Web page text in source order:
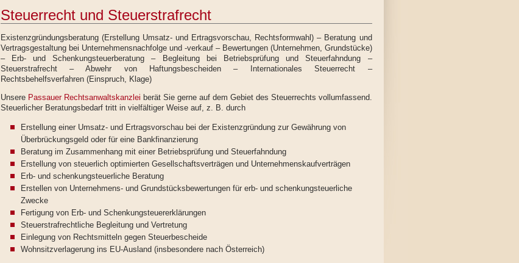
Steuerrecht und Steuerstrafrecht
Existenzgründungsberatung (Erstellung Umsatz- und Ertragsvorschau, Rechtsformwahl) – Beratung und
Vertragsgestaltung bei Unternehmensnachfolge und -verkauf – Bewertungen (Unternehmen, Grundstücke)
– Erb- und Schenkungsteuerberatung – Begleitung bei Betriebsprüfung und Steuerfahndung –
Steuerstrafrecht – Abwehr von Haftungsbescheiden – Internationales Steuerrecht –
Rechtsbehelfsverfahren (Einspruch, Klage)
Unsere Passauer Rechtsanwaltskanzlei berät Sie gerne auf dem Gebiet des Steuerrechts vollumfassend.
Steuerlicher Beratungsbedarf tritt in vielfältiger Weise auf, z. B. durch
Erstellung einer Umsatz- und Ertragsvorschau bei der Existenzgründung zur Gewährung von
Überbrückungsgeld oder für eine Bankfinanzierung
Beratung im Zusammenhang mit einer Betriebsprüfung und Steuerfahndung
Erstellung von steuerlich optimierten Gesellschaftsverträgen und Unternehmenskaufverträgen
Erb- und schenkungsteuerliche Beratung
Erstellen von Unternehmens- und Grundstücksbewertungen für erb- und schenkungsteuerliche
Zwecke
Fertigung von Erb- und Schenkungsteuererklärungen
Steuerstrafrechtliche Begleitung und Vertretung
Einlegung von Rechtsmitteln gegen Steuerbescheide
Wohnsitzverlagerung ins EU-Ausland (insbesondere nach Österreich)